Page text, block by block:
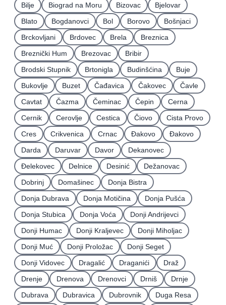
Bilje
Biograd na Moru Bizovac
Bjelovar
Blato
Bogdanovci Bol Borovo
Bošnjaci
Brckovljani
Brdovec Brela
Breznica
Breznički Hum
Brezovac
Bribir
Brodski Stupnik
Brtonigla Budinšćina
Buje
Bukovlje
Buzet Čađavica Čakovec
Čavle
Cavtat
Čazma Čeminac Čepin
Cerna
Cernik
Cerovlje Cestica Čiovo
Cista Provo
Cres
Crikvenica Crnac Đakovo
Ðakovo
Darda
Daruvar Davor
Dekanovec
Ðelekovec
Delnice Desinić
Dežanovac
Dobrinj
Domašinec
Donja Bistra
Donja Dubrava
Donja Motičina
Donja Pušća
Donja Stubica
Donja Voća
Donji Andrijevci
Donji Humac
Donji Kraljevec
Donji Miholjac
Donji Muć
Donji Proložac
Donji Seget
Donji Vidovec
Dragalić Draganići
Draž
Drenje
Drenova Drenovci Drniš
Drnje
Dubrava
Dubravica Dubrovnik
Duga Resa